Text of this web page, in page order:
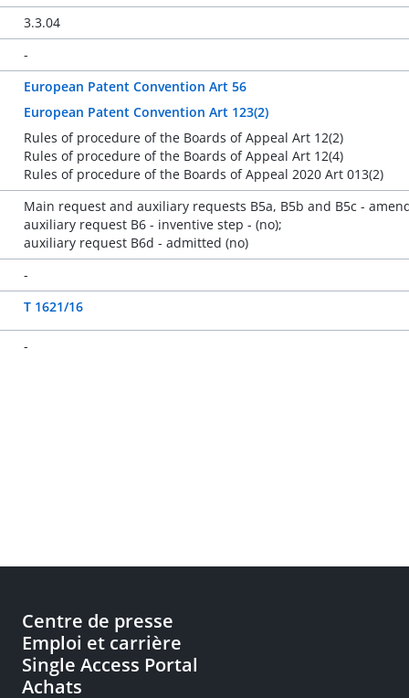
3.3.04
-
European Patent Convention Art 56
European Patent Convention Art 123(2)
Rules of procedure of the Boards of Appeal Art 12(2)
Rules of procedure of the Boards of Appeal Art 12(4)
Rules of procedure of the Boards of Appeal 2020 Art 013(2)
Main request and auxiliary requests B5a, B5b and B5c -
auxiliary request B6 - inventive step - (no);
auxiliary request B6d - admitted (no)
-
T 1621/16
-
Centre de presse
Emploi et carrière
Single Access Portal
Achats